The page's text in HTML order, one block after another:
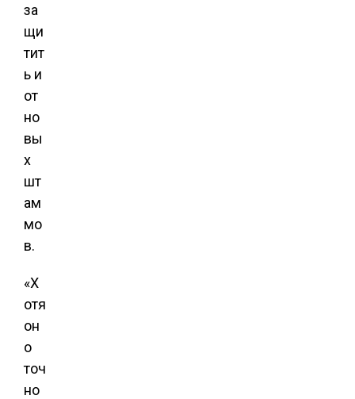
за
щи
тит
ь и
от
но
вы
х
шт
ам
мо
в.
«Х
отя
он
о
точ
но